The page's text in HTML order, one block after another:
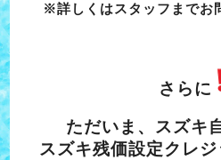
※詳しくはスタッフまでお
さらに
ただいま、スズキ
スズキ残価設定クレ